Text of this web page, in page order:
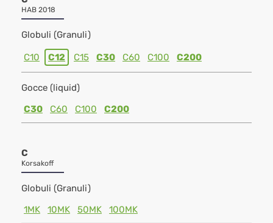
HAB 2018
Globuli (Granuli)
C10 C12 C15 C30 C60 C100 C200
Gocce (liquid)
C30
C60 C100 C200
C
Korsakoff
Globuli (Granuli)
1MK
10MK 50MK 100MK